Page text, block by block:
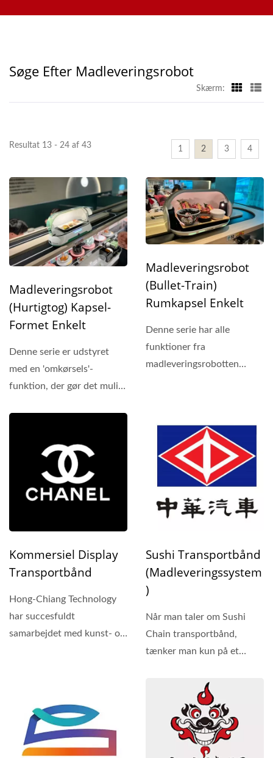
Producent | Hong Chiang
Søge Efter Madleveringsrobot
Skærm:
Resultat 13 - 24 af 43 1 2 3 4
Madleveringsrobot
(Hurtigtog) Kapsel-
Formet Enkelt
Denne serie er udstyret
med en 'omkørsels'-
funktion, der gør det muligt
Madleveringsrobot
(Bullet-Train)
Rumkapsel Enkelt
Denne serie har alle
funktioner fra
madleveringsrobotten
Kommersiel Display
Transportbånd
Hong-Chiang Technology
har succesfuldt
samarbejdet med kunst- og
Sushi Transportbånd
(Madleveringssystem
)
Når man taler om Sushi
Chain transportbånd,
tænker man kun på et